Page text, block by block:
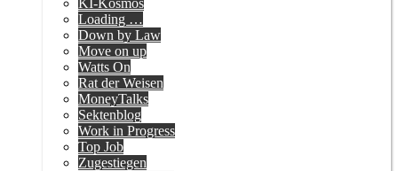
KI-Kosmos
Loading …
Down by Law
Move on up
Watts On
Rat der Weisen
MoneyTalks
Sektenblog
Work in Progress
Top Job
Zugestiegen